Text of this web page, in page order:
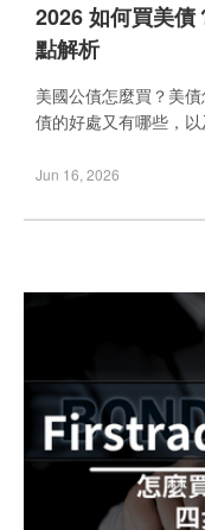
2026 如何買美債
點解析
美國公債怎麼買？美
債的好處又有哪些，
會在這篇文章中為你一
美債ETF！小心誤導!
Jun 16, 2026